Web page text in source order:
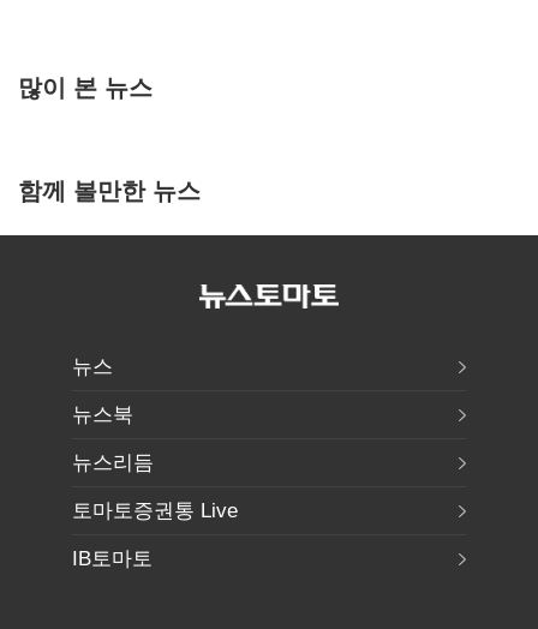
많이 본 뉴스
함께 볼만한 뉴스
뉴스
뉴스북
뉴스리듬
토마토증권통 Live
IB토마토